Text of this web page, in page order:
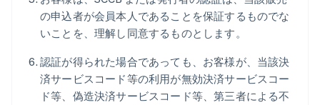
の申込者が会員本人であることを保証するものでな
いことを、理解し同意するものとします。
認証が得られた場合であっても、お客様が、当該決
済サービスコード等の利用が無効決済サービスコー
ド等、偽造決済サービスコード等、第三者による不